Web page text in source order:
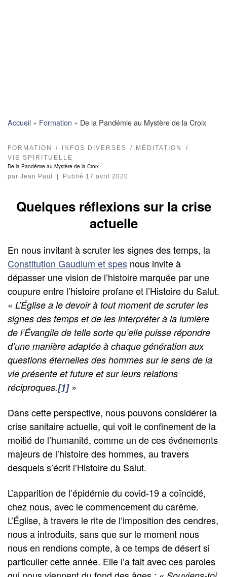
Accueil » Formation » De la Pandémie au Mystère de la Croix
FORMATION INFOS DIVERSES
MÉDITATION
VIE SPIRITUELLE
De la Pandémie au Mystère de la Croix
par Jean Paul Publié 17 avril 2020
Quelques réflexions sur la crise
actuelle
En nous invitant à scruter les signes des temps, la
Constitution Gaudium et spes nous invite à
dépasser une vision de l’histoire marquée par une
coupure entre l’histoire profane et l’Histoire du Salut.
« L’Église a le devoir à tout moment de scruter les
signes des temps et de les interpréter à la lumière
de l’Évangile de telle sorte qu’elle puisse répondre
d’une manière adaptée à chaque génération aux
questions éternelles des hommes sur le sens de la
vie présente et future et sur leurs relations
réciproques.[1]»
Dans cette perspective, nous pouvons considérer la
crise sanitaire actuelle, qui voit le confinement de la
moitié de l’humanité, comme un de ces événements
majeurs de l’histoire des hommes, au travers
desquels s’écrit l’Histoire du Salut.
L’apparition de l’épidémie du covid-19 a coïncidé,
chez nous, avec le commencement du carême.
L’Église, à travers le rite de l’imposition des cendres,
nous a introduits, sans que sur le moment nous
nous en rendions compte, à ce temps de désert si
particulier cette année. Elle l’a fait avec ces paroles